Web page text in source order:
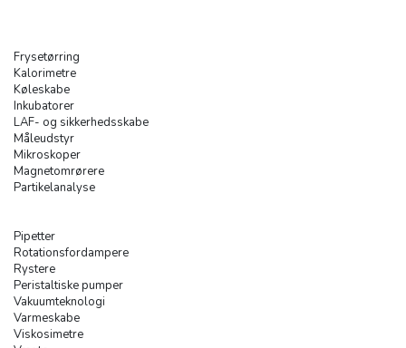
Frysetørring
Kalorimetre
Køleskabe
Inkubatorer
LAF- og sikkerhedsskabe
Måleudstyr
Mikroskoper
Magnetomrørere
Partikelanalyse
Pipetter
Rotationsfordampere
Rystere
Peristaltiske pumper
Vakuumteknologi
Varmeskabe
Viskosimetre